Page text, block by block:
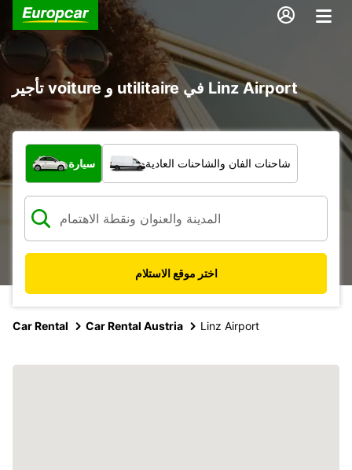
تأجير voiture و utilitaire في Linz Airport
ما نوع المركبة؟
سيارة شاحنات الفان والشاحنات العادية
اختر موقع الاستلام
Car Rental Car Rental Austria Linz Airport